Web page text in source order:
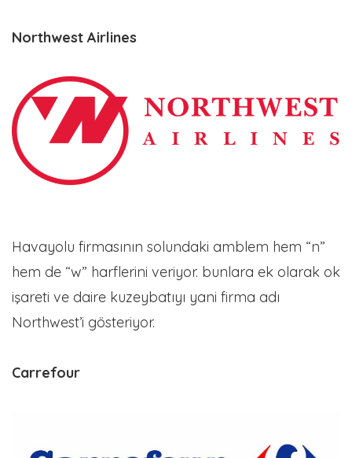
Northwest Airlines
Havayolu firmasının solundaki amblem hem “n”
hem de “w” harflerini veriyor. bunlara ek olarak ok
işareti ve daire kuzeybatıyı yani firma adı
Northwest’i gösteriyor.
Carrefour